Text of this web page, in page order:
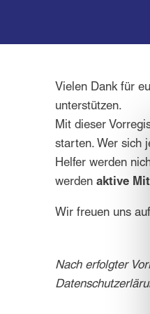
Vielen Dank für
unterstützen.
Mit dieser
starten. Wer sich
Helfer werden
werden aktive
Wir freuen uns
Nach erfolgter